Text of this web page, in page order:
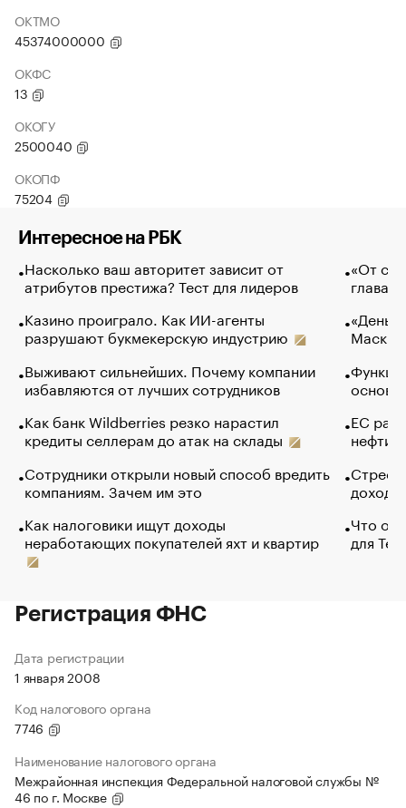
ОКТМО
45374000000
ОКФС
13
ОКОГУ
2500040
ОКОПФ
75204
Интересное на РБК
Насколько ваш авторитет зависит от
атрибутов престижа? Тест для лидеров
Казино проиграло. Как ИИ-агенты
разрушают букмекерскую индустрию
Выживают сильнейших. Почему компании
избавляются от лучших сотрудников
Как банк Wildberries резко нарастил
кредиты селлерам до атак на склады
Сотрудники открыли новый способ вредить
компаниям. Зачем им это
Как налоговики ищут доходы
неработающих покупателей яхт и квартир
«От
глава
Маск в
основ
ЕС
нефти
Что
для
Регистрация ФНС
Дата регистрации
1 января 2008
Код налогового органа
7746
Наименование налогового органа
Межрайонная инспекция Федеральной налоговой службы №
46 по г. Москве